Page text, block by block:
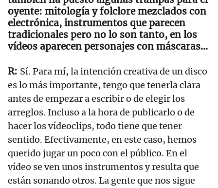
oyente: mitología y folclore mezclados con
electrónica, instrumentos que parecen
tradicionales pero no lo son tanto, en los
vídeos aparecen personajes con máscaras…
Sí. Para mí, la intención creativa de un disco
es lo más importante, tengo que tenerla clara
antes de empezar a escribir o de elegir los
arreglos. Incluso a la hora de publicarlo o de
hacer los vídeoclips, todo tiene que tener
sentido. Efectivamente, en este caso, hemos
querido jugar un poco con el público. En el
vídeo se ven unos instrumentos y resulta que
están sonando otros. La gente que nos sigue